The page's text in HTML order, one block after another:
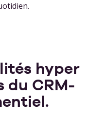
hyper
du CRM-